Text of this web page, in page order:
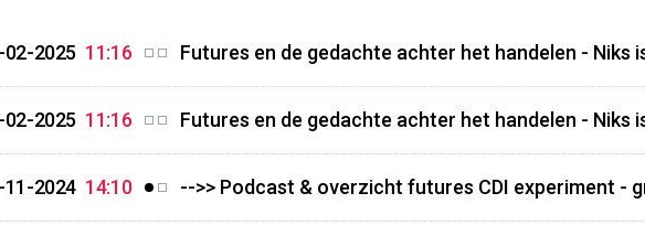
02-2025 11:16 Futures en de gedachte achter het handelen - Niks
02-2025 11:16 Futures en de gedachte achter het handelen - Niks
11-2024 14:10 -->> Podcast & overzicht futures CDI experiment -